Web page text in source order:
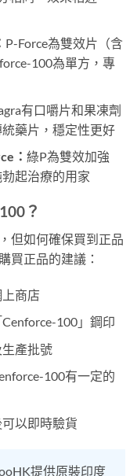
P-Force為雙效片（含
100為單方，專
有口嚼片和果凍劑
藥片，穩定性更好
： 綠P為雙效加強
起治療的用家
？
但如何確保買到正品
買正品的建議：
商店
100」鋼印
產批號
100有一定的
以即時驗貨
提供原裝印度